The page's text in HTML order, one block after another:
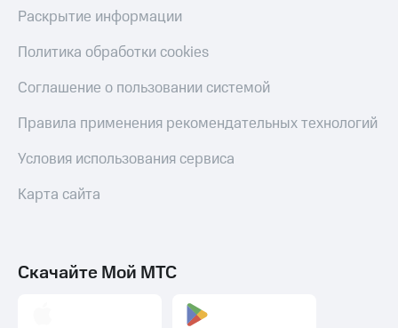
Раскрытие информации
Политика обработки cookies
Соглашение о пользовании системой
Правила применения рекомендательных технологий
Условия использования сервиса
Карта сайта
Скачайте Мой МТС